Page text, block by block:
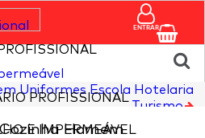
PROFISSIONAL
E IMPERMEÁVEL
ENTRAR
Uniformes Escola Hotelaria
Turismo
Homem